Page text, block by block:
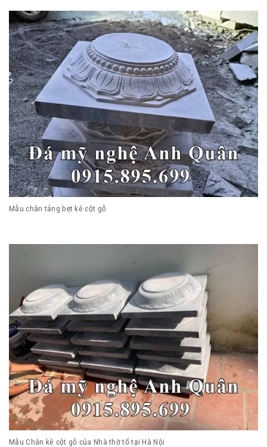
Mẫu chân tảng bẹt kê cột gỗ
Mẫu Chân kê cột gỗ của Nhà thờ tổ tại Hà Nội